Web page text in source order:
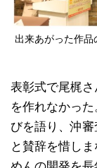
出来あがった作品
表彰式で尾梶
を作れなかっ
びを語り、沖審
と賛辞を惜し